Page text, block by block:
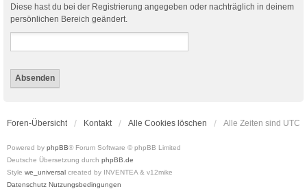
Diese hast du bei der Registrierung angegeben oder nachträglich in deinem
persönlichen Bereich geändert.
Foren-Übersicht Kontakt Alle Cookies löschen Alle Zeiten sind UTC
Powered by phpBB® Forum Software © phpBB Limited
Deutsche Übersetzung durch phpBB.de
Style we_universal created by INVENTEA & v12mike
Datenschutz Nutzungsbedingungen